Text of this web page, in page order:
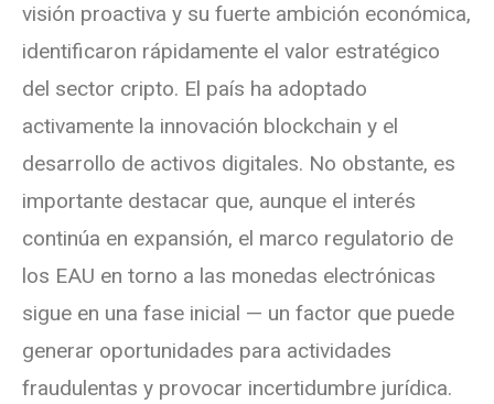
visión proactiva y su fuerte ambición económica,
identificaron rápidamente el valor estratégico
del sector cripto. El país ha adoptado
activamente la innovación blockchain y el
desarrollo de activos digitales. No obstante, es
importante destacar que, aunque el interés
continúa en expansión, el marco regulatorio de
los EAU en torno a las monedas electrónicas
sigue en una fase inicial — un factor que puede
generar oportunidades para actividades
fraudulentas y provocar incertidumbre jurídica.